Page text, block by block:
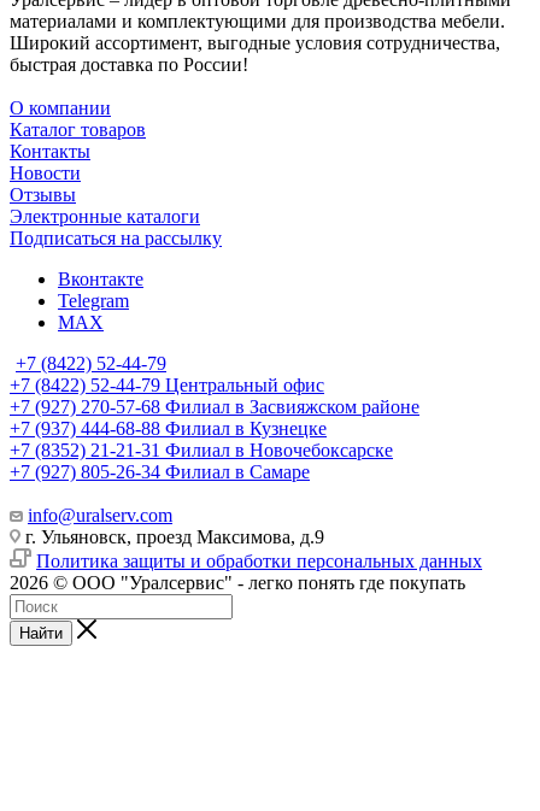
материалами и комплектующими для производства мебели.
Широкий ассортимент, выгодные условия сотрудничества,
быстрая доставка по России!
О компании
Каталог товаров
Контакты
Новости
Отзывы
Электронные каталоги
Подписаться на рассылку
Вконтакте
Telegram
MAX
+7 (8422) 52-44-79
+7 (8422) 52-44-79 Центральный офис
+7 (927) 270-57-68 Филиал в Засвияжском районе
+7 (937) 444-68-88 Филиал в Кузнецке
+7 (8352) 21-21-31 Филиал в Новочебоксарске
+7 (927) 805-26-34 Филиал в Самаре
info@uralserv.com
г. Ульяновск, проезд Максимова, д.9
Политика защиты и обработки персональных данных
2026 © ООО "Уралсервис" - легко понять где покупать
Найти